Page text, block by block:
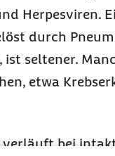
Herpesviren.
durch
ist seltener.
etwa
verläuft bei